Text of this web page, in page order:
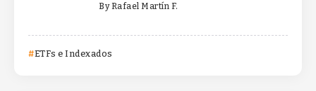
By Rafael Martín F.
ETFs e Indexados